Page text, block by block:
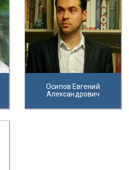
Осипов Евгений
Александрович